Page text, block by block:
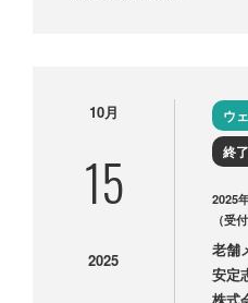
10月
15
2025
ウ
終
2025
（受
老舗
安定